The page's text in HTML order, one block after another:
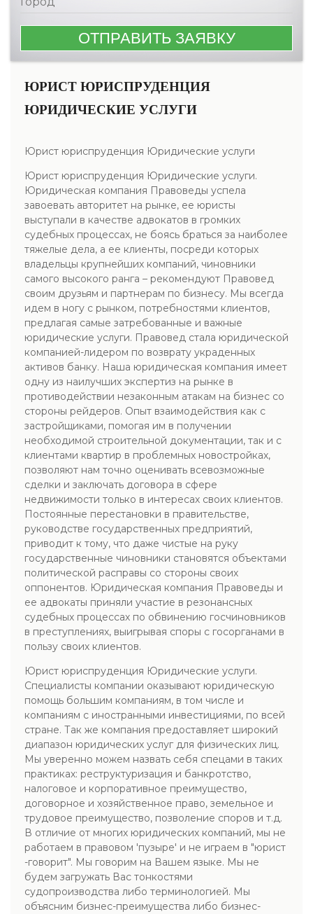
ЮРИСТ ЮРИСПРУДЕНЦИЯ
ЮРИДИЧЕСКИЕ УСЛУГИ
Юрист юриспруденция Юридические услуги
Юрист юриспруденция Юридические услуги.
Юридическая компания Правоведы успела
завоевать авторитет на рынке, ее юристы
выступали в качестве адвокатов в громких
судебных процессах, не боясь браться за наиболее
тяжелые дела, а ее клиенты, посреди которых
владельцы крупнейших компаний, чиновники
самого высокого ранга – рекомендуют Правовед
своим друзьям и партнерам по бизнесу. Мы всегда
идем в ногу с рынком, потребностями клиентов,
предлагая самые затребованные и важные
юридические услуги. Правовед стала юридической
компанией-лидером по возврату украденных
активов банку. Наша юридическая компания имеет
одну из наилучших экспертиз на рынке в
противодействии незаконным атакам на бизнес со
стороны рейдеров. Опыт взаимодействия как с
застройщиками, помогая им в получении
необходимой строительной документации, так и с
клиентами квартир в проблемных новостройках,
позволяют нам точно оценивать всевозможные
сделки и заключать договора в сфере
недвижимости только в интересах своих клиентов.
Постоянные перестановки в правительстве,
руководстве государственных предприятий,
приводит к тому, что даже чистые на руку
государственные чиновники становятся объектами
политической расправы со стороны своих
оппонентов. Юридическая компания Правоведы и
ее адвокаты приняли участие в резонансных
судебных процессах по обвинению госчиновников
в преступлениях, выигрывая споры с госорганами в
пользу своих клиентов.
Юрист юриспруденция Юридические услуги.
Специалисты компании оказывают юридическую
помощь большим компаниям, в том числе и
компаниям с иностранными инвестициями, по всей
стране. Так же компания предоставляет широкий
диапазон юридических услуг для физических лиц.
Мы уверенно можем назвать себя спецами в таких
практиках: реструктуризация и банкротство,
налоговое и корпоративное преимущество,
договорное и хозяйственное право, земельное и
трудовое преимущество, позволение споров и т.д.
В отличие от многих юридических компаний, мы не
работаем в правовом 'пузыре' и не играем в "юрист
-говорит". Мы говорим на Вашем языке. Мы не
будем загружать Вас тонкостями
судопроизводства либо терминологией. Мы
объясним бизнес-преимущества либо бизнес-